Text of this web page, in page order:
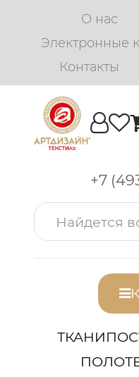
О нас
Электронные
Контакты
+7
ТКАНИ